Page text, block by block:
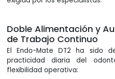
Doble Alimentación y
de Trabajo Continuo
El Endo-Mate DT2 ha sido
practicidad diaria del
flexibilidad operativa: